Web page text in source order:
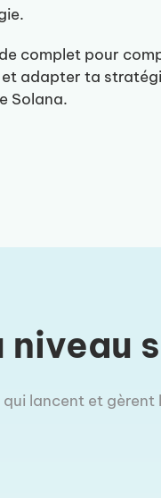
complet pour
adapter ta
Solana.
lancent et gèrent